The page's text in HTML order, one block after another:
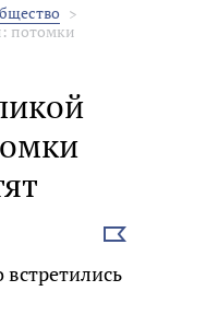
потомки
Выбрать